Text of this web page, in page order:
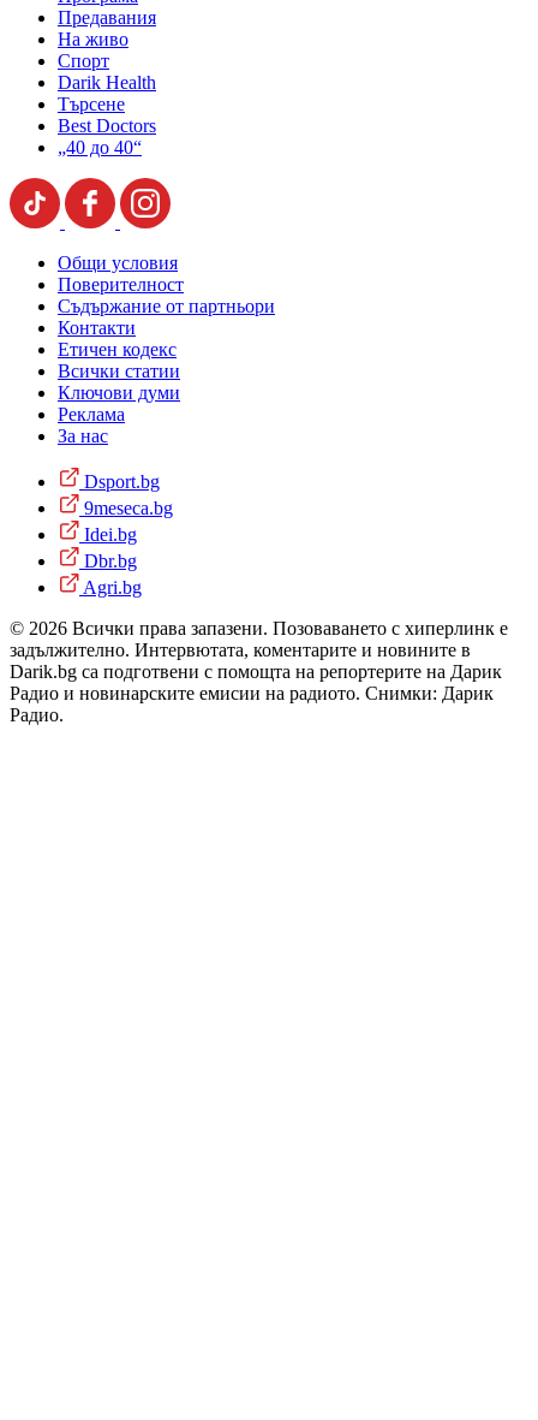
Предавания
На живо
Спорт
Darik Health
Търсене
Best Doctors
„40 до 40“
Общи условия
Поверителност
Съдържание от партньори
Контакти
Етичен кодекс
Всички статии
Ключови думи
Реклама
За нас
Dsport.bg
9meseca.bg
Idei.bg
Dbr.bg
Agri.bg
© 2026 Всички права запазени. Позоваването с хиперлинк е
задължително. Интервютата, коментарите и новините в
Darik.bg са подготвени с помощта на репортерите на Дарик
Радио и новинарските емисии на радиото. Снимки: Дарик
Радио.